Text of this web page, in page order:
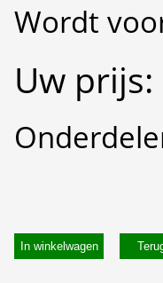
Wordt
Uw prijs:
In winkelwagen